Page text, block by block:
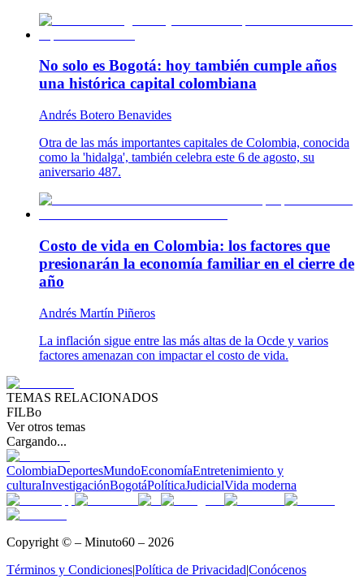
No solo es Bogotá: hoy también cumple años
una histórica capital colombiana
Andrés Botero Benavides
Otra de las más importantes capitales de Colombia, conocida
como la 'hidalga', también celebra este 6 de agosto, su
aniversario 487.
Costo de vida en Colombia: los factores que
presionarán la economía familiar en el cierre de
año
Andrés Martín Piñeros
La inflación sigue entre las más altas de la Ocde y varios
factores amenazan con impactar el costo de vida.
TEMAS RELACIONADOS
FILBo
Ver otros temas
Cargando...
ColombiaDeportesMundoEconomíaEntretenimiento y
culturaInvestigaciónBogotáPolíticaJudicialVida moderna
Copyright © – Minuto60 – 2026
Términos y Condiciones|Política de Privacidad|Conócenos